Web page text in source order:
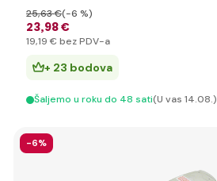
23,98 €
25,63 €(-6 %)
19,19 € bez PDV-a
+ 23 bodova
Šaljemo u roku do 48 sati(U vas 14.08.)
-6%